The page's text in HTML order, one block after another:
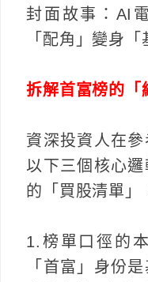
封面故事：AI
「配角」變身「
拆解首富榜的「
資深投資人在
以下三個核心
的「買股清單」
1.榜單口徑的
「首富」身份